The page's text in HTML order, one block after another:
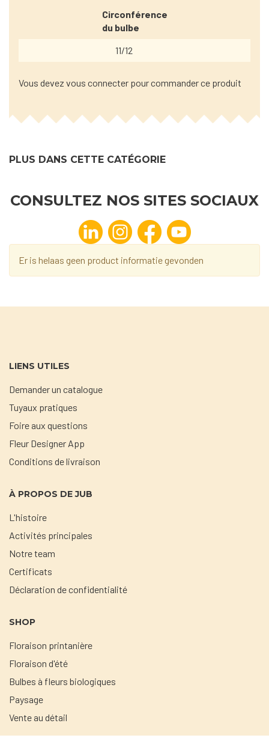
Circonférence
du bulbe
11/12
Vous devez vous connecter pour commander ce produit
PLUS DANS CETTE CATÉGORIE
CONSULTEZ NOS SITES SOCIAUX
Er is helaas geen product informatie gevonden
LIENS UTILES
Demander un catalogue
Tuyaux pratiques
Foire aux questions
Fleur Designer App
Conditions de livraison
À PROPOS DE JUB
L'histoire
Activités principales
Notre team
Certificats
Déclaration de confidentialité
SHOP
Floraison printanière
Floraison d'été
Bulbes à fleurs biologiques
Paysage
Vente au détail